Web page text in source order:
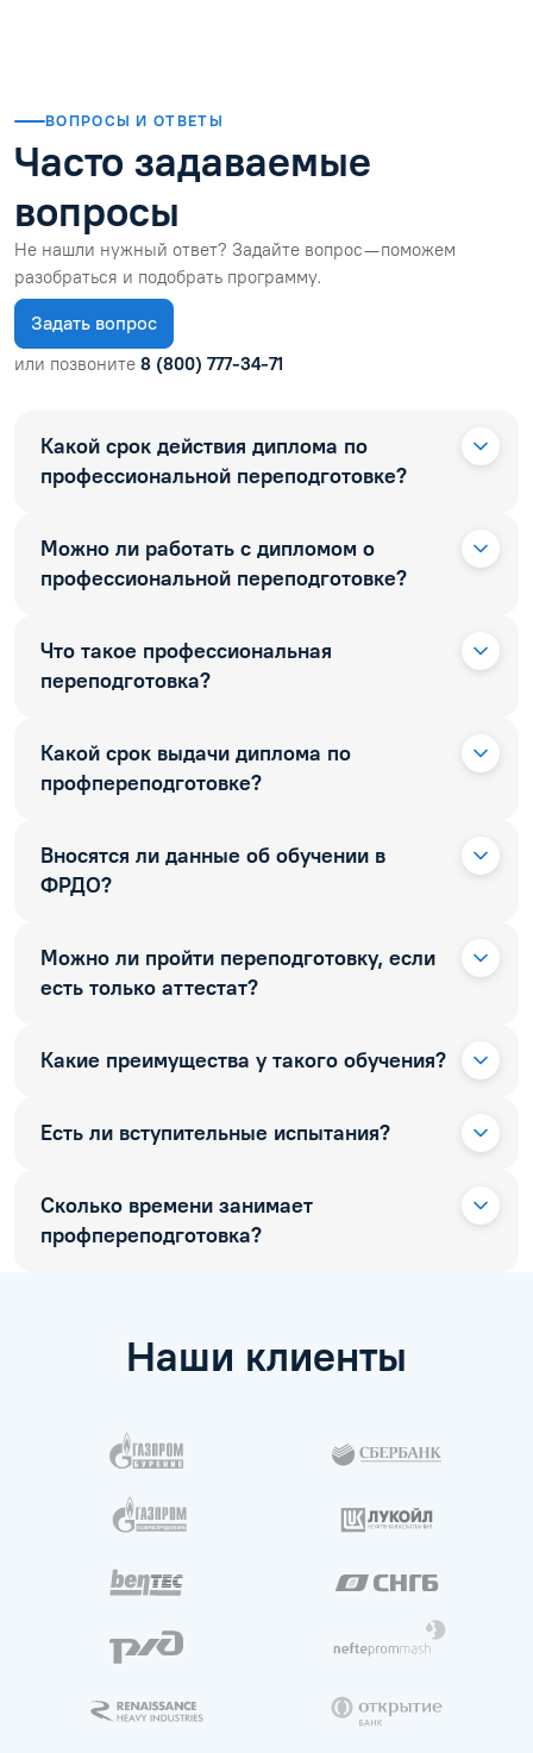
ВОПРОСЫ И ОТВЕТЫ
Часто задаваемые
вопросы
Не нашли нужный ответ? Задайте вопрос — поможем
разобраться и подобрать программу.
Задать вопрос
или позвоните 8 (800) 777-34-71
Какой срок действия диплома по
профессиональной переподготовке?
Можно ли работать с дипломом о
профессиональной переподготовке?
Что такое профессиональная
переподготовка?
Какой срок выдачи диплома по
профпереподготовке?
Вносятся ли данные об обучении в
ФРДО?
Можно ли пройти переподготовку, если
есть только аттестат?
Какие преимущества у такого обучения?
Есть ли вступительные испытания?
Сколько времени занимает
профпереподготовка?
Наши клиенты